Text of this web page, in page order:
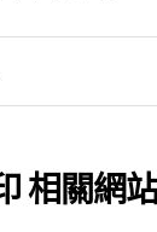
相關網站